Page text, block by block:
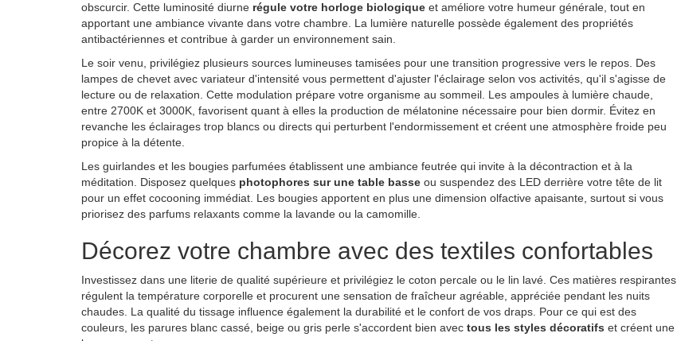
obscurcir. Cette luminosité diurne régule votre horloge biologique et améliore votre humeur générale, tout en
apportant une ambiance vivante dans votre chambre. La lumière naturelle possède également des propriétés
antibactériennes et contribue à garder un environnement sain.
Le soir venu, privilégiez plusieurs sources lumineuses tamisées pour une transition progressive vers le repos. Des
lampes de chevet avec variateur d'intensité vous permettent d'ajuster l'éclairage selon vos activités, qu'il s'agisse de
lecture ou de relaxation. Cette modulation prépare votre organisme au sommeil. Les ampoules à lumière chaude,
entre 2700K et 3000K, favorisent quant à elles la production de mélatonine nécessaire pour bien dormir. Évitez en
revanche les éclairages trop blancs ou directs qui perturbent l'endormissement et créent une atmosphère froide peu
propice à la détente.
Les guirlandes et les bougies parfumées établissent une ambiance feutrée qui invite à la décontraction et à la
méditation. Disposez quelques photophores sur une table basse ou suspendez des LED derrière votre tête de lit
pour un effet cocooning immédiat. Les bougies apportent en plus une dimension olfactive apaisante, surtout si vous
priorisez des parfums relaxants comme la lavande ou la camomille.
Décorez votre chambre avec des textiles confortables
Investissez dans une literie de qualité supérieure et privilégiez le coton percale ou le lin lavé. Ces matières respirantes
régulent la température corporelle et procurent une sensation de fraîcheur agréable, appréciée pendant les nuits
chaudes. La qualité du tissage influence également la durabilité et le confort de vos draps. Pour ce qui est des
couleurs, les parures blanc cassé, beige ou gris perle s'accordent bien avec tous les styles décoratifs et créent une